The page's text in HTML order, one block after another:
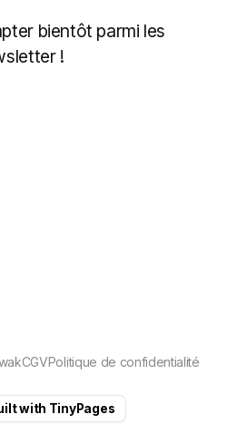
bientôt parmi les
!
CGVPolitique de confidentialité
with TinyPages